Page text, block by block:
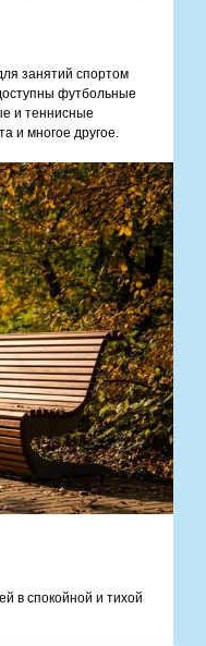
занятий спортом
футбольные
и теннисные
и многое другое.
в спокойной и тихой